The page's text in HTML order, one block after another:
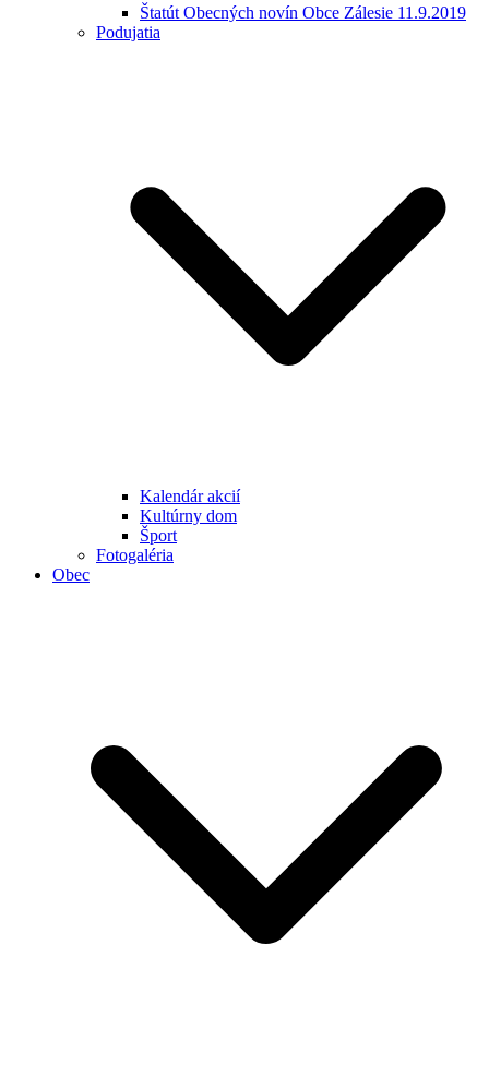
Štatút Obecných novín Obce Zálesie 11.9.2019
Podujatia
Kalendár akcií
Kultúrny dom
Šport
Fotogaléria
Obec